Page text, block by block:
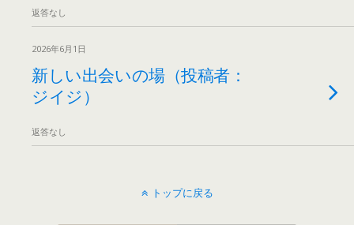
返答なし
2026年6月1日
新しい出会いの場（投稿者：
ジイジ）
返答なし
トップに戻る